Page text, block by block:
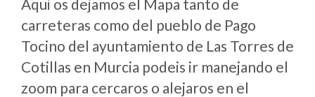
Aqui os dejamos el Mapa tanto de
carreteras como del pueblo de Pago
Tocino del ayuntamiento de Las Torres de
Cotillas en Murcia podeis ir manejando el
zoom para cercaros o alejaros en el